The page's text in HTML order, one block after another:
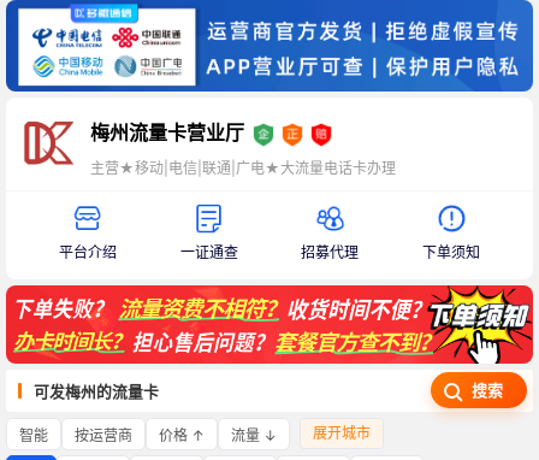
梅州流量卡营业厅
主营★移动|电信|联通|广电★大流量电话卡办理
平台介绍 一证通查 招募代理 下单须知
可发梅州的流量卡 搜索
智能 按运营商 价格 ↑ 流量 ↓ 展开城市